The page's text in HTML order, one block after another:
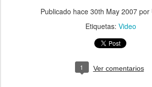
Publicado hace 30th May 2007 por
Etiquetas: Video
1 Ver comentarios